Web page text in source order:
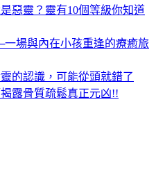
惡靈？靈有10個等級你知道
場與內在小孩重逢的療癒旅
的認識，可能從頭就錯了
露骨質疏鬆真正元凶!!